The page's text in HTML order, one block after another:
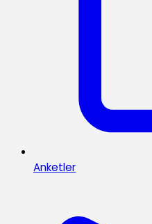
Anketler